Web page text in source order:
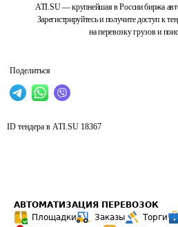
ATI.SU — крупнейшая в России биржа
Зарегистрируйтесь и получите доступ к
на перевозку грузов и
Поделиться
ID тендера в ATI.SU 18367
АВТОМАТИЗАЦИЯ ПЕРЕВОЗОК
Площадки
Заказы Торги